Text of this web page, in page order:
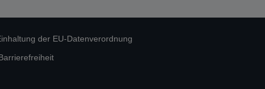
der EU-Datenverordnung